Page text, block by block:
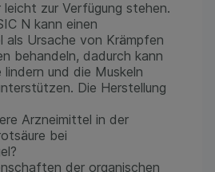
zur Verfügung stehen.
N kann einen
als Ursache von Krämpfen
behandeln, dadurch kann
und die Muskeln
Die Herstellung
Arzneimittel in der
bei
der organischen